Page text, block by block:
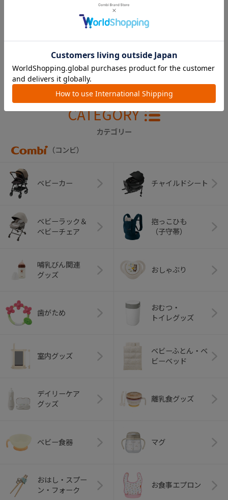
０ 幌カバー（ブラ
￥1,100
CATEGORY
カテゴリー
（コンビ）
ベビーカー チャイルドシート
ベビーラック＆
ベビーチェア
抱っこひも
（子守帯）
哺乳びん関連
グッズ
おしゃぶり
歯がため
おむつ・
トイレグッズ
室内グッズ
ベビーふとん・ベ
ビーベッド
デイリーケア
グッズ
離乳食グッズ
ベビー食器 マグ
おはし・スプー
ン・フォーク
お食事エプロン